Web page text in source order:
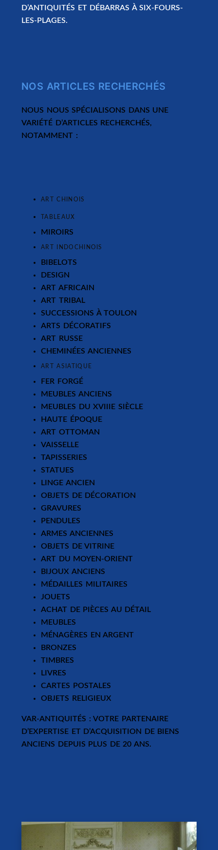
D’ANTIQUITÉS ET DÉBARRAS À SIX-FOURS-
LES-PLAGES.
NOS ARTICLES RECHERCHÉS
NOUS NOUS SPÉCIALISONS DANS UNE
VARIÉTÉ D’ARTICLES RECHERCHÉS,
NOTAMMENT :
ART CHINOIS
TABLEAUX
MIROIRS
ART INDOCHINOIS
BIBELOTS
DESIGN
ART AFRICAIN
ART TRIBAL
SUCCESSIONS À TOULON
ARTS DÉCORATIFS
ART RUSSE
CHEMINÉES ANCIENNES
ART ASIATIQUE
FER FORGÉ
MEUBLES ANCIENS
MEUBLES DU XVIIIE SIÈCLE
HAUTE ÉPOQUE
ART OTTOMAN
VAISSELLE
TAPISSERIES
STATUES
LINGE ANCIEN
OBJETS DE DÉCORATION
GRAVURES
PENDULES
ARMES ANCIENNES
OBJETS DE VITRINE
ART DU MOYEN-ORIENT
BIJOUX ANCIENS
MÉDAILLES MILITAIRES
JOUETS
ACHAT DE PIÈCES AU DÉTAIL
MEUBLES
MÉNAGÈRES EN ARGENT
BRONZES
TIMBRES
LIVRES
CARTES POSTALES
OBJETS RELIGIEUX
VAR-ANTIQUITÉS : VOTRE PARTENAIRE
D’EXPERTISE ET D’ACQUISITION DE BIENS
ANCIENS DEPUIS PLUS DE 20 ANS.